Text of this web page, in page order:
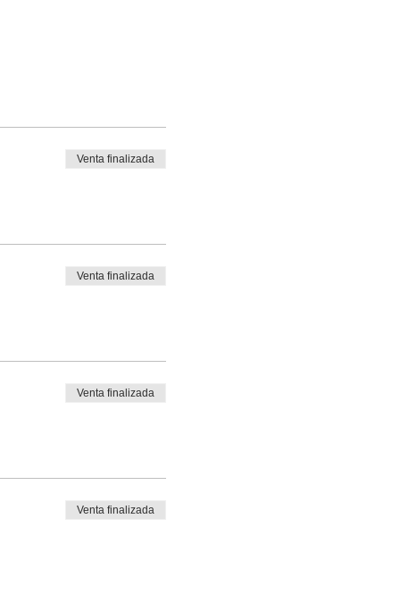
Venta finalizada
Venta finalizada
Venta finalizada
Venta finalizada